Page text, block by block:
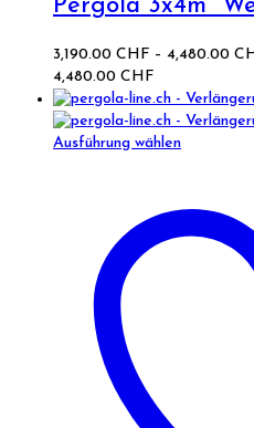
Pergola 3x4m
3,190.00 CHF – 4,480.00
4,480.00 CHF
Ausführung wählen